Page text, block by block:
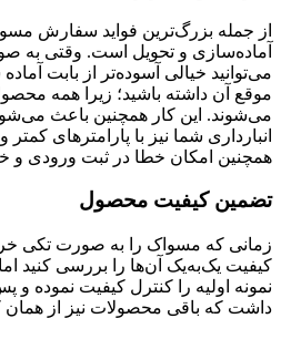
از جمله بزرگ‌ترین فواید سفارش
آماده‌سازی و تحویل است. وقتی به
می‌توانید خیالی آسوده‌تر از بابت
موقع آن داشته باشید؛ زیرا همه
می‌شوند. این کار همچنین باعث
انبارداری شما نیز با پارامترهای
همچنین امکان خطا در ثبت ورودی و
تضمین کیفیت محصول
زمانی که مسواک را به صورت تکی
کیفیت یک‌به‌یک آن‌ها را بررسی کنید اما
نمونه اولیه را کنترل کیفیت نموده و
داشت که باقی محصولات نیز از همان